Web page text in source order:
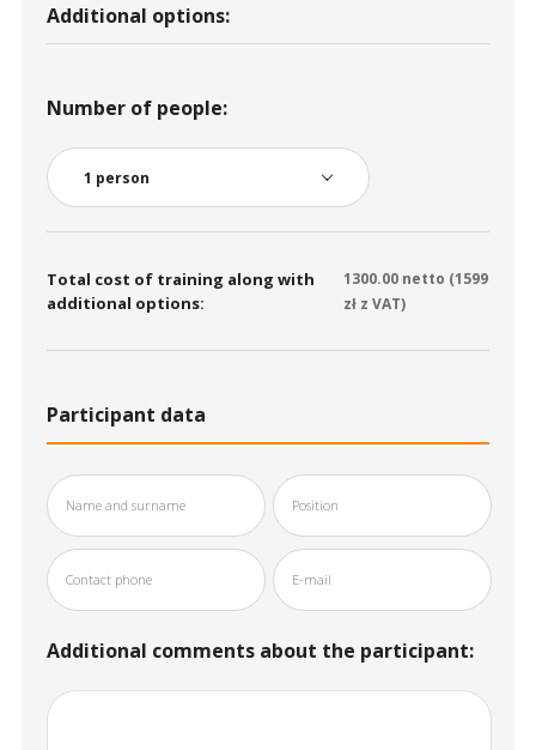
Additional options:
Number of people:
Total cost of training along with
additional options:
1300.00 netto (1599
zł z VAT)
Participant data
Additional comments about the participant: